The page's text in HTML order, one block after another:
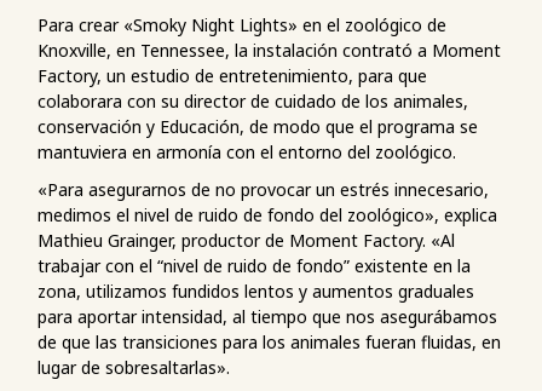
Para crear «Smoky Night Lights» en el zoológico de
Knoxville, en Tennessee, la instalación contrató a Moment
Factory, un estudio de entretenimiento, para que
colaborara con su director de cuidado de los animales,
conservación y Educación, de modo que el programa se
mantuviera en armonía con el entorno del zoológico.
«Para asegurarnos de no provocar un estrés innecesario,
medimos el nivel de ruido de fondo del zoológico», explica
Mathieu Grainger, productor de Moment Factory. «Al
trabajar con el “nivel de ruido de fondo” existente en la
zona, utilizamos fundidos lentos y aumentos graduales
para aportar intensidad, al tiempo que nos asegurábamos
de que las transiciones para los animales fueran fluidas, en
lugar de sobresaltarlas».